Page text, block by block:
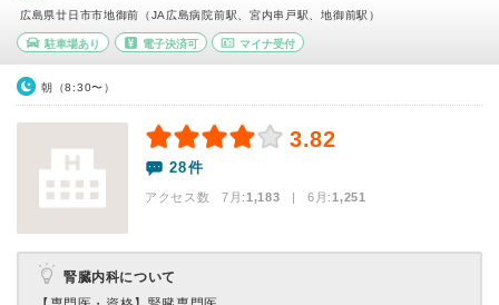
広島県廿日市市地御前（JA広島病院前駅、宮内串戸駅、地御前駅）
駐車場あり 電子決済可 マイナ受付
朝（8:30〜）
3.82
28件
アクセス数 7月:1,183 | 6月:1,251
腎臓内科について